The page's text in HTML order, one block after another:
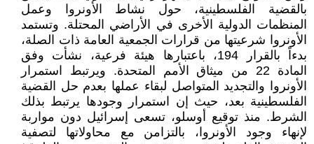
بالقضية الفلسطينية، حول نشاط الأونروا وعمل
المنظمات الدولية الأخرى في الأراضي المحتلة. وتستمد
الأونروا شرعيتها من قرارات الجمعية العامة ذات الصلة،
بدءاً بالقرار 194، باعتبارها هيئة فرعية، نشأت وفق
المادة 22 من ميثاق الأمم المتحدة. ويرتبط استمرار
الأونروا والتجديد المتواصل لبقاء عملها بعدم حل القضية
الفلسطينية بعد، حيث إن استمرار وجودها يرتبط بذلك
الشرط. منذ توقيع أوسلو، تسعى إسرائيل دون مواربة
لإنهاء وجود الأونروا، بالتزامن مع محاولاتها لتصفية